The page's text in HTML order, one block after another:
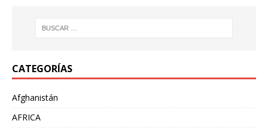
CATEGORÍAS
Afghanistán
AFRICA